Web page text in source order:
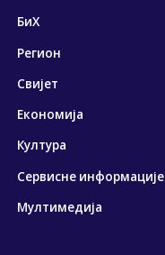
БиХ
Регион
Свијет
Економија
Култура
Сервисне информације
Мултимедија